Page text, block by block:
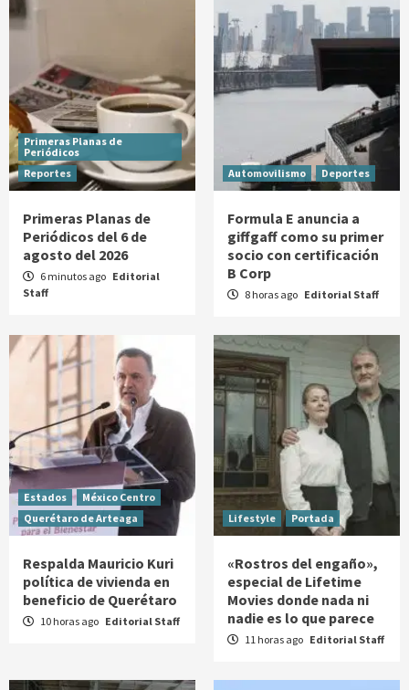
Primeras Planas de
Periódicos
Reportes
Primeras Planas de
Periódicos del 6 de
agosto del 2026
6 minutos ago Editorial
Staff
Automovilismo Deportes
Formula E anuncia a
giffgaff como su primer
socio con certificación
B Corp
8 horas ago Editorial Staff
Estados
México Centro
Querétaro de Arteaga
Respalda Mauricio Kuri
política de vivienda en
beneficio de Querétaro
10 horas ago Editorial Staff
Lifestyle Portada
«Rostros del engaño»,
especial de Lifetime
Movies donde nada ni
nadie es lo que parece
11 horas ago Editorial Staff